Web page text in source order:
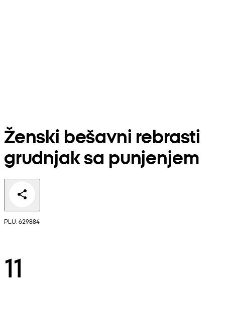
Ženski bešavni rebrasti
grudnjak sa punjenjem
PLU: 629884
11